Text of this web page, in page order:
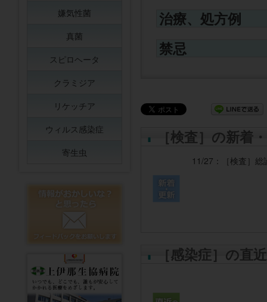
治療、処方例
禁忌
［検査］の新着
11/27： ［検査］ 総
［感染症］の直
嫌気性菌
真菌
スピロヘータ
クラミジア
リケッチア
ウィルス感染症
寄生虫